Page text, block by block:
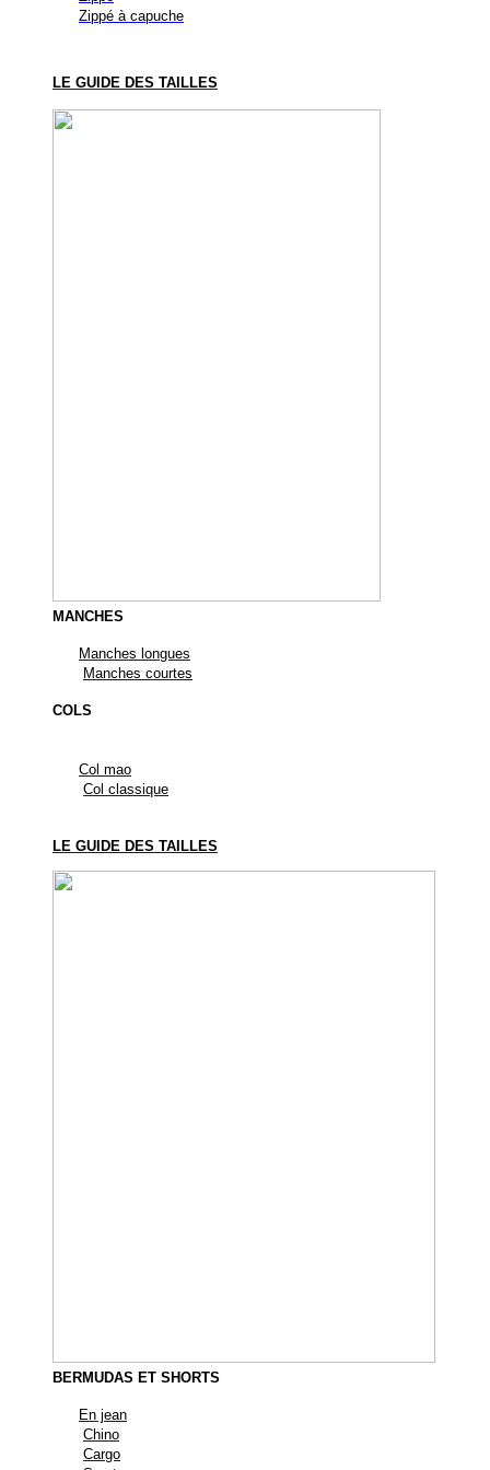
Zippé à capuche
LE GUIDE DES TAILLES
MANCHES
Manches longues
Manches courtes
COLS
Col mao
Col classique
LE GUIDE DES TAILLES
BERMUDAS ET SHORTS
En jean
Chino
Cargo